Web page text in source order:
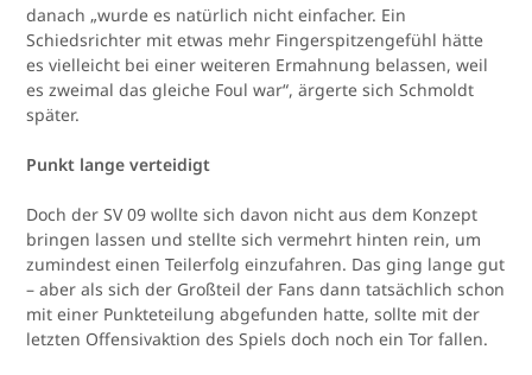
danach „wurde es natürlich nicht einfacher. Ein
Schiedsrichter mit etwas mehr Fingerspitzengefühl hätte
es vielleicht bei einer weiteren Ermahnung belassen, weil
es zweimal das gleiche Foul war“, ärgerte sich Schmoldt
später.
Punkt lange verteidigt
Doch der SV 09 wollte sich davon nicht aus dem Konzept
bringen lassen und stellte sich vermehrt hinten rein, um
zumindest einen Teilerfolg einzufahren. Das ging lange gut
– aber als sich der Großteil der Fans dann tatsächlich schon
mit einer Punkteteilung abgefunden hatte, sollte mit der
letzten Offensivaktion des Spiels doch noch ein Tor fallen.